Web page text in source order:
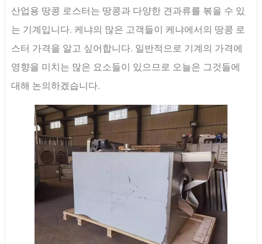
산업용 땅콩 로스터는 땅콩과 다양한 견과류를 볶을 수 있
는 기계입니다. 케냐의 많은 고객들이 케냐에서의 땅콩 로
스터 가격을 알고 싶어합니다. 일반적으로 기계의 가격에
영향을 미치는 많은 요소들이 있으므로 오늘은 그것들에
대해 논의하겠습니다.